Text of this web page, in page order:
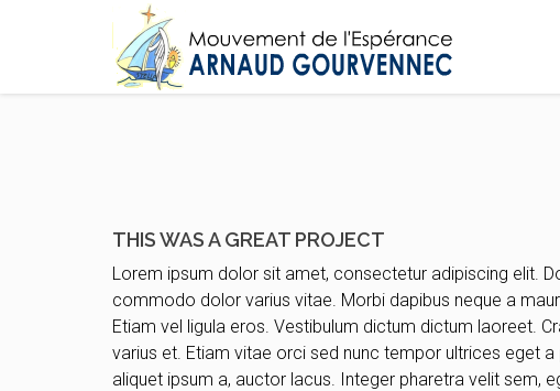
THIS WAS A GREAT PROJECT
Lorem ipsum dolor sit amet, consectetur adipiscing elit.
commodo dolor varius vitae. Morbi dapibus neque a
Etiam vel ligula eros. Vestibulum dictum dictum laoreet.
varius et. Etiam vitae orci sed nunc tempor ultrices eget a
aliquet ipsum a, auctor lacus. Integer pharetra velit sem,